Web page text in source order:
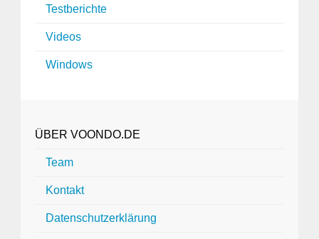
Testberichte
Videos
Windows
ÜBER VOONDO.DE
Team
Kontakt
Datenschutzerklärung